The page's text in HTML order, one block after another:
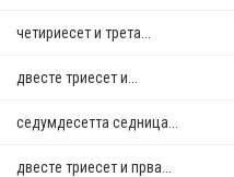
четириесет и трета...
двестe триесет и...
седумдесетта седница...
двестe триесет и прва...